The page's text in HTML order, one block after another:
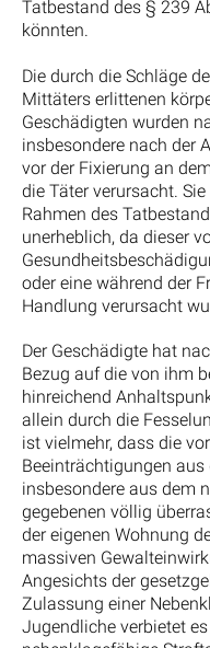
Tatbestand des § 239
könnten.
Die durch die Schläge
Mittäters erlittenen
Geschädigten wurden
insbesondere nach der
vor der Fixierung an
die Täter verursacht.
Rahmen des
unerheblich, da dieser
oder eine während der
Handlung verursacht
Der Geschädigte hat
Bezug auf die von ihm
hinreichend
allein durch die
ist vielmehr, dass die
Beeinträchtigungen
insbesondere aus dem
gegebenen völlig
der eigenen Wohnung
massiven
Angesichts der
Zulassung einer
Jugendliche verbietet